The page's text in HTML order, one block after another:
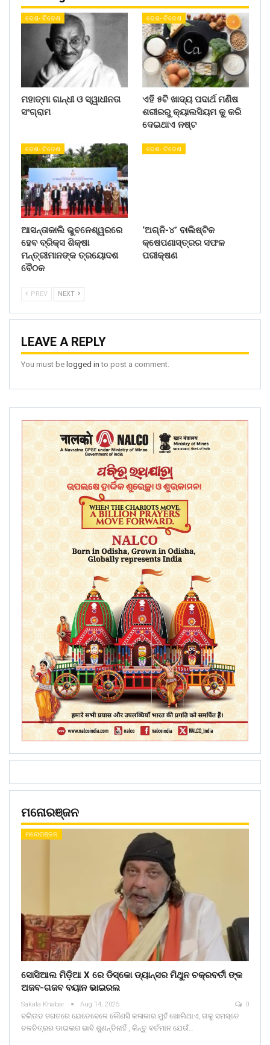
ଦେଶ- ବିଦେଶ
ମହାତ୍ମା ଗାନ୍ଧୀ ଓ ସ୍ୱାଧୀନତା
ସଂଗ୍ରାମ
ଦେଶ- ବିଦେଶ
ଏହି ୫ଟି ଖାଦ୍ୟ ପଦାର୍ଥ ମଣିଷ
ଶରୀରରୁ କ୍ୟାଲସିୟମ କୁ କରି
ଦେଇଥାଏ ନଷ୍ଟ
ଦେଶ- ବିଦେଶ
ଆସନ୍ତାକାଲି ଭୁବନେଶ୍ୱରରେ
ହେବ ବ୍ରିକ୍ସ ଶିକ୍ଷା
ମନ୍ତ୍ରୀମାନଙ୍କ ତ୍ରୟୋଦଶ
ବୈଠକ
ଦେଶ- ବିଦେଶ
‘ଅଗ୍ନି-୪’ ବାଲିଷ୍ଟିକ
କ୍ଷେପଣାସ୍ତ୍ରର ସଫଳ
ପରୀକ୍ଷଣ
PREV NEXT
LEAVE A REPLY
You must be logged in to post a comment.
ମନୋରଞ୍ଜନ
ମନୋରଞ୍ଜନ
ସୋସିଆଲ ମିଡ଼ିଆ X ରେ ଡିସ୍କୋ ଡ୍ୟାନ୍ସର ମିଥୁନ ଚକ୍ରବର୍ତୀ ଙ୍କ
ଅଜବ-ଗଜବ ବୟାନ ଭାଇରଲ
Sakala Khabar Aug 14, 2025 0
ବଲିଉଡ ଜଗତରେ ଯେତେବେଳେ କୌଣସି କଳାକାର ମୁହଁ ଖୋଲିଥାଏ, ତାକୁ ସମସ୍ତେ
ଚଳଚିତ୍ରର ଡାଇଲଗ ଭାବି ଶୁଣନ୍ତିନାହିଁ , କିନ୍ତୁ ବର୍ତମାନ ଯେଉଁ…